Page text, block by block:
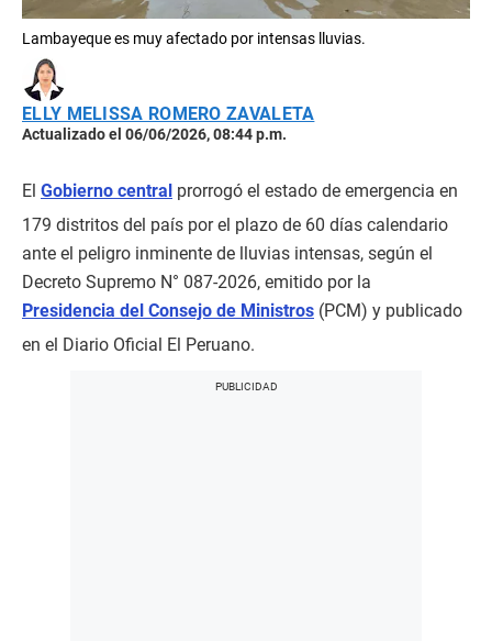
Lambayeque es muy afectado por intensas lluvias.
ELLY MELISSA ROMERO ZAVALETA
Actualizado el 06/06/2026, 08:44 p.m.
El Gobierno central prorrogó el estado de emergencia en
179 distritos del país por el plazo de 60 días calendario
ante el peligro inminente de lluvias intensas, según el
Decreto Supremo N° 087-2026, emitido por la
Presidencia del Consejo de Ministros (PCM) y publicado
en el Diario Oficial El Peruano.